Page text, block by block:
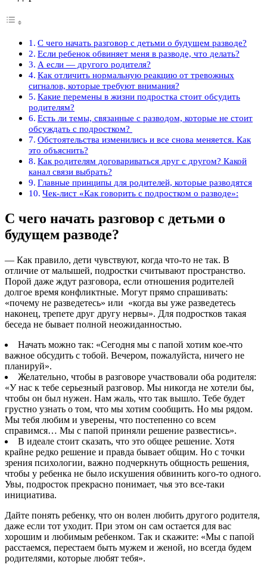
С чего начать разговор с детьми о будущем разводе?
Если ребенок обвиняет меня в разводе, что делать?
А если — другого родителя?
Как отличить нормальную реакцию от тревожных
сигналов, которые требуют внимания?
Какие перемены в жизни подростка стоит обсудить
родителям?
Есть ли темы, связанные с разводом, которые не стоит
обсуждать с подростком?
Обстоятельства изменились и все снова меняется. Как
это объяснить?
Как родителям договариваться друг с другом? Какой
канал связи выбрать?
Главные принципы для родителей, которые разводятся
Чек-лист «Как говорить с подростком о разводе»:
С чего начать разговор с детьми о
будущем разводе?
— Как правило, дети чувствуют, когда что-то не так. В
отличие от малышей, подростки считывают пространство.
Порой даже ждут разговора, если отношения родителей
долгое время конфликтные. Могут прямо спрашивать:
«почему не разведетесь» или «когда вы уже разведетесь
наконец, трепете друг другу нервы». Для подростков такая
беседа не бывает полной неожиданностью.
Начать можно так: «Сегодня мы с папой хотим кое-что
важное обсудить с тобой. Вечером, пожалуйста, ничего не
планируй».
Желательно, чтобы в разговоре участвовали оба родителя:
«У нас к тебе серьезный разговор. Мы никогда не хотели бы,
чтобы он был нужен. Нам жаль, что так вышло. Тебе будет
грустно узнать о том, что мы хотим сообщить. Но мы рядом.
Мы тебя любим и уверены, что постепенно со всем
справимся… Мы с папой приняли решение развестись».
В идеале стоит сказать, что это общее решение. Хотя
крайне редко решение и правда бывает общим. Но с точки
зрения психологии, важно подчеркнуть общность решения,
чтобы у ребенка не было искушения обвинить кого-то одного.
Увы, подросток прекрасно понимает, чья это все-таки
инициатива.
Дайте понять ребенку, что он волен любить другого родителя,
даже если тот уходит. При этом он сам остается для вас
хорошим и любимым ребенком. Так и скажите: «Мы с папой
расстаемся, перестаем быть мужем и женой, но всегда будем
родителями, которые любят тебя».